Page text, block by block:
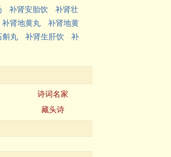
补肾安胎饮
补肾壮
补肾地黄丸
补肾地黄
斛丸 补肾生肝饮
补
诗词名家
藏头诗